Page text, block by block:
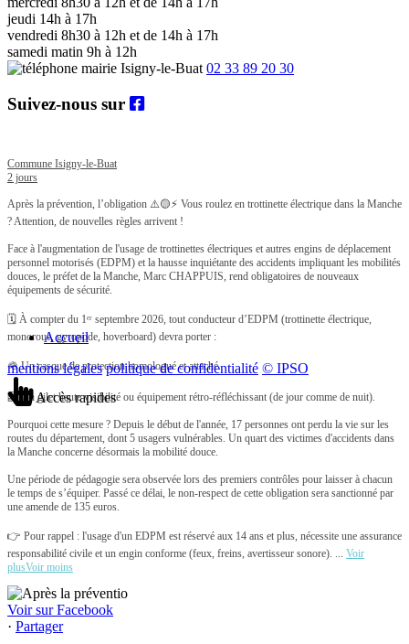
jeudi 14h à 17h
vendredi 8h30 à 12h et de 14h à 17h
samedi matin 9h à 12h
02 33 89 20 30
Suivez-nous sur
Commune Isigny-le-Buat
2 jours
Après la prévention, l’obligation ⚠️🟡⚡ Vous roulez en trottinette électrique dans la Manche
? Attention, de nouvelles règles arrivent !
Face à l'augmentation de l'usage de trottinettes électriques et autres engins de déplacement
personnel motorisés (EDPM) et la hausse inquiétante des accidents impliquant les mobilités
douces, le préfet de la Manche, Marc CHAPPUIS, rend obligatoires de nouveaux
équipements de sécurité.
🗓️ À compter du 1ᵉʳ septembre 2026, tout conducteur d’EDPM (trottinette électrique,
monoroue, gyropode, hoverboard) devra porter :
🪖 Un casque de protection homologué et attaché.
🦺 Un gilet haute visibilité ou équipement rétro-réfléchissant (de jour comme de nuit).
Pourquoi cette mesure ? Depuis le début de l'année, 17 personnes ont perdu la vie sur les
routes du département, dont 5 usagers vulnérables. Un quart des victimes d'accidents dans
la Manche concerne désormais la mobilité douce.
Une période de pédagogie sera observée lors des premiers contrôles pour laisser à chacun
le temps de s’équiper. Passé ce délai, le non-respect de cette obligation sera sanctionné par
une amende de 135 euros.
👉 Pour rappel : l'usage d'un EDPM est réservé aux 14 ans et plus, nécessite une assurance
responsabilité civile et un engin conforme (feux, freins, avertisseur sonore).
Voir
plusVoir moins
Voir sur Facebook
· Partager
Accueil
mentions légales politique de confidentialité © IPSO
Accès rapides